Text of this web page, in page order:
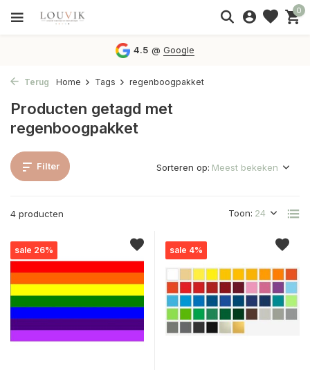
0
4.5 @Google
Terug Home Tags regenboogpakket
Producten getagd met
regenboogpakket
Filter
4 producten Toon:
Sorteren op:
sale 26% sale 4%